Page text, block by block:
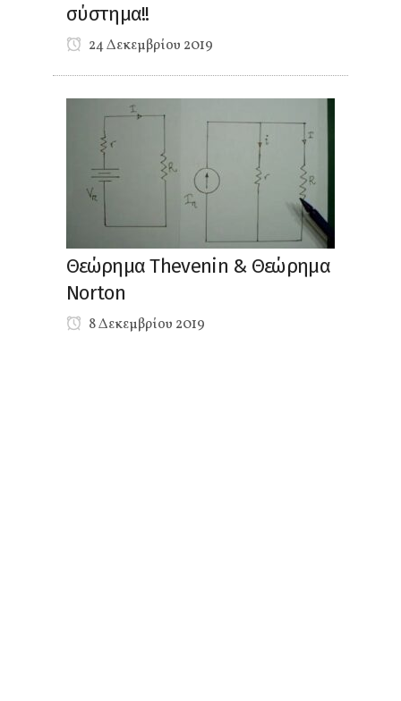
σύστημα!!
24 Δεκεμβρίου 2019
Θεώρημα Thevenin & Θεώρημα
Norton
8 Δεκεμβρίου 2019